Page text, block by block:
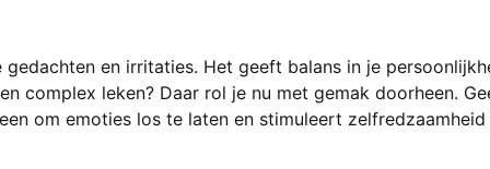
en irritaties. Het geeft balans in je
complex leken? Daar rol je nu met gemak doorheen.
om emoties los te laten en stimuleert